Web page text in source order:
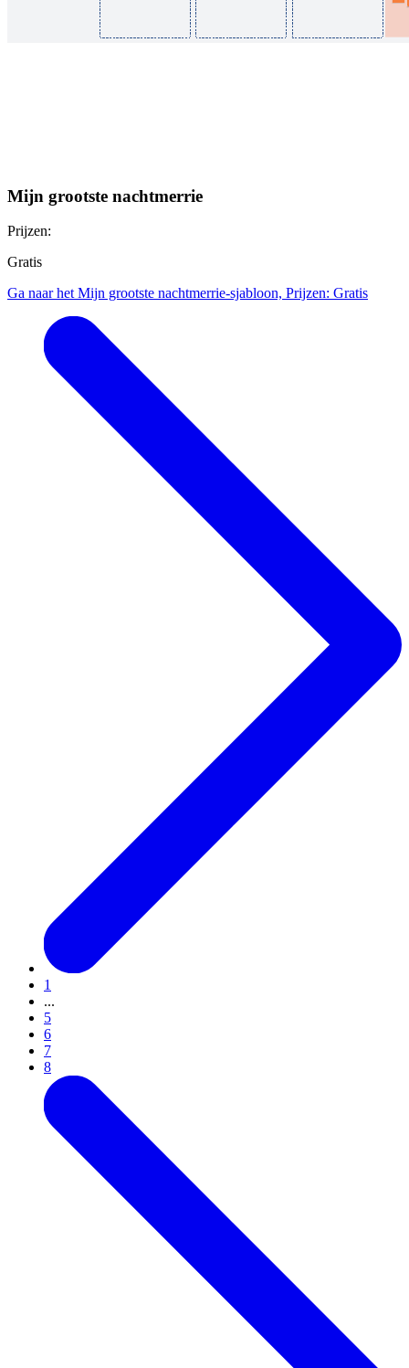
Mijn grootste nachtmerrie
Prijzen:
Gratis
Ga naar het Mijn grootste nachtmerrie-sjabloon, Prijzen: Gratis
1
...
5
6
7
8